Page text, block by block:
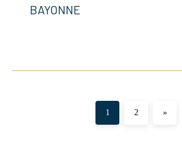
BAYONNE
1 2 »